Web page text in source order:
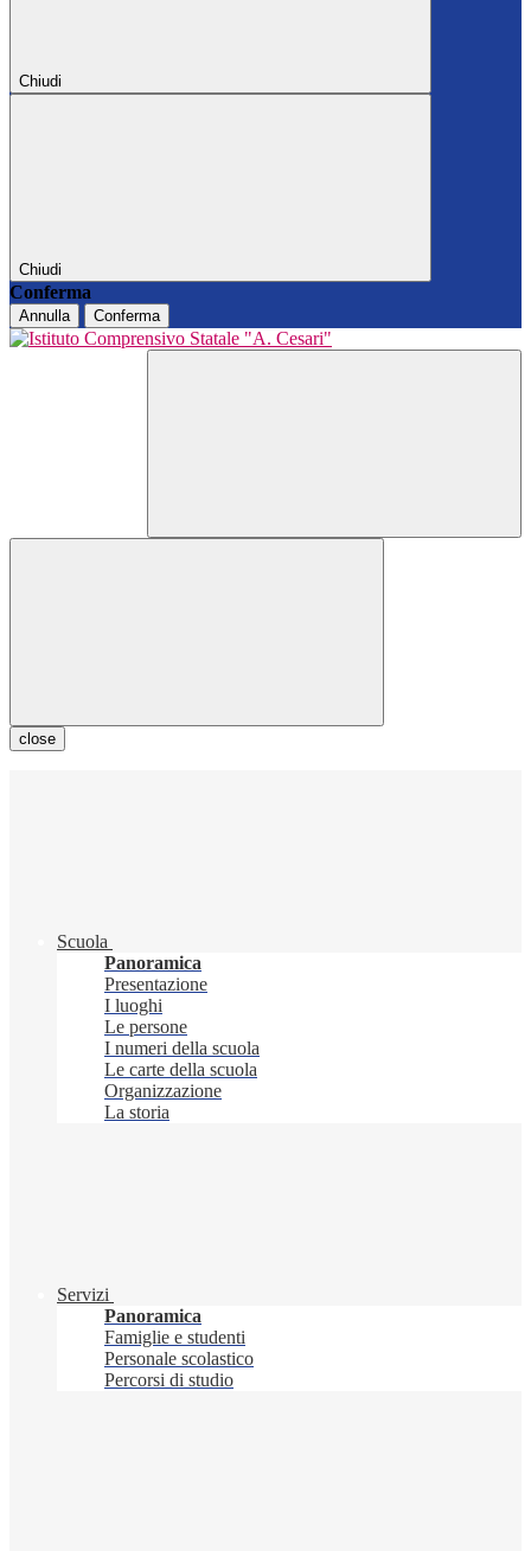
Chiudi
Chiudi
Conferma
Annulla Conferma
close
Scuola
Panoramica
Presentazione
I luoghi
Le persone
I numeri della scuola
Le carte della scuola
Organizzazione
La storia
Servizi
Panoramica
Famiglie e studenti
Personale scolastico
Percorsi di studio